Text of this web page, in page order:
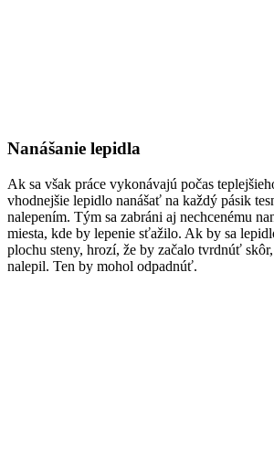
Nanášanie lepidla
Ak sa však práce vykonávajú počas
vhodnejšie lepidlo nanášať na každý pásik
nalepením. Tým sa zabráni aj nechcenému
miesta, kde by lepenie sťažilo. Ak by sa
plochu steny, hrozí, že by začalo tvrdnúť
nalepil. Ten by mohol odpadnúť.